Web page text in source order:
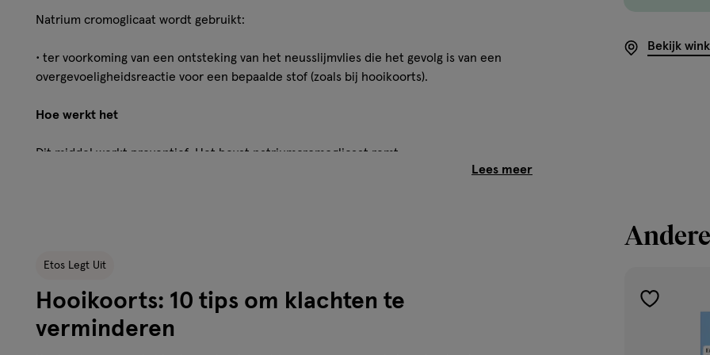
Bekijk
Natrium cromoglicaat wordt gebruikt:
• ter voorkoming van een ontsteking van het neusslijmvlies die het gevolg is van een
overgevoeligheidsreactie voor een bepaalde stof (zoals bij hooikoorts).
Hoe werkt het
Dit middel werkt preventief. Het bevat natriumcromoglicaat remt
overgevoeligheidsreacties, zodat verschijnselen als loopneus, verstopte neus en jeuk
• De aanbevolen dosering is: om de 6 à 8 uur één verstuiving in elk neusgat.
Neem contact op met uw arts of apotheker voordat u dit middel gebruikt.
Etos Legt Uit
Hooikoorts: 10 tips om klachten te
verminderen
toevoegen
verlanglijst